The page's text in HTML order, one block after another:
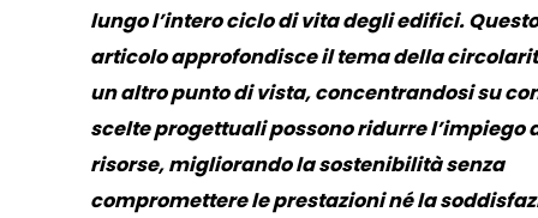
lungo l’intero ciclo di vita degli edifici.
articolo approfondisce il tema della
un altro punto di vista, concentrandosi su
scelte progettuali possono ridurre l’impiego
risorse, migliorando la sostenibilità senza
compromettere le prestazioni né la